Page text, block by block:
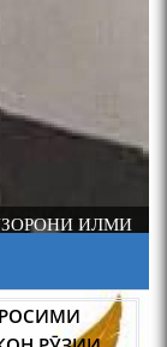
ИЛМИ
ҲАКИМ